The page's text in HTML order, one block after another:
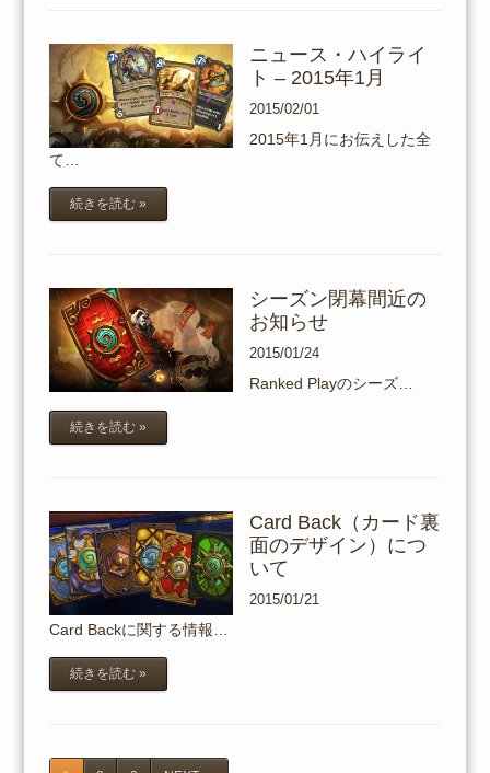
ニュース・ハイライ
ト – 2015年1月
2015/02/01
2015年1月にお伝えした全
て…
続きを読む »
シーズン閉幕間近の
お知らせ
2015/01/24
Ranked Playのシーズ…
続きを読む »
Card Back（カード裏
面のデザイン）につ
いて
2015/01/21
Card Backに関する情報…
続きを読む »